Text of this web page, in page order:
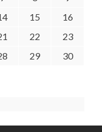
15
16
22
23
29
30